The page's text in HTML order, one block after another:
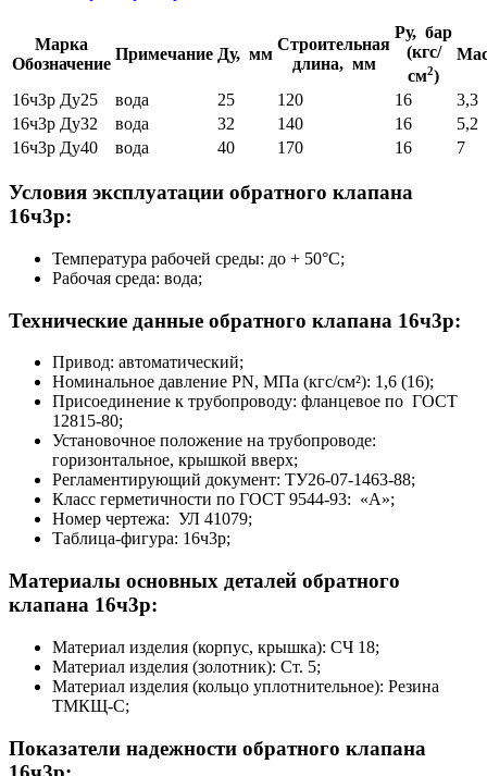
Марка
Обозначение
Примечание Ду, мм
Строительная
длина, мм
Ру, бар
(кгс/
см2)
16ч3р Ду25 вода 25 120 16
3,3
16ч3р Ду32
вода 32 140 16
5,2
16ч3р Ду40
вода 40 170 16 7
Условия эксплуатации обратного клапана
16ч3р:
Температура рабочей среды: до + 50°С;
Рабочая среда: вода;
Технические данные обратного клапана 16ч3р:
Привод: автоматический;
Номинальное давление PN, МПа (кгс/см²): 1,6 (16);
Присоединение к трубопроводу: фланцевое по ГОСТ
12815-80;
Установочное положение на трубопроводе:
горизонтальное, крышкой вверх;
Регламентирующий документ: ТУ26-07-1463-88;
Класс герметичности по ГОСТ 9544-93: «А»;
Номер чертежа: УЛ 41079;
Таблица-фигура: 16ч3р;
Материалы основных деталей обратного
клапана 16ч3р:
Материал изделия (корпус, крышка): СЧ 18;
Материал изделия (золотник): Ст. 5;
Материал изделия (кольцо уплотнительное): Резина
ТМКЩ-С;
Показатели надежности обратного клапана